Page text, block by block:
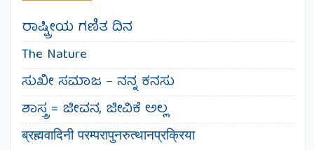
ರಾಷ್ಟ್ರೀಯ ಗಣಿತ ದಿನ
The Nature
ಸುಖೀ ಸಮಾಜ – ನನ್ನ ಕನಸು
ಶಾಸ್ತ್ರ = ಜೀವನ, ಜೀವಿಕೆ ಅಲ್ಲ
ब्रह्मवादिनी परम्परापुनरुत्थानप्रक्रिया